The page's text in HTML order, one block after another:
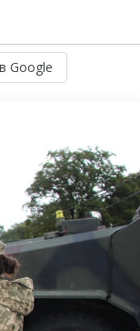
Google